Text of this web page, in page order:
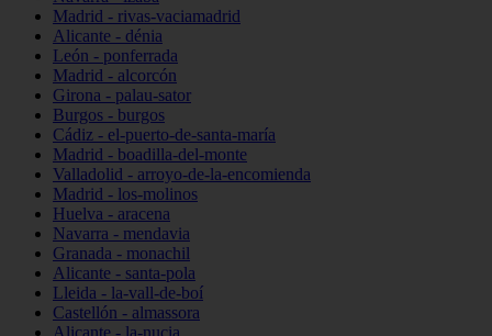
Madrid - rivas-vaciamadrid
Alicante - dénia
León - ponferrada
Madrid - alcorcón
Girona - palau-sator
Burgos - burgos
Cádiz - el-puerto-de-santa-maría
Madrid - boadilla-del-monte
Valladolid - arroyo-de-la-encomienda
Madrid - los-molinos
Huelva - aracena
Navarra - mendavia
Granada - monachil
Alicante - santa-pola
Lleida - la-vall-de-boí
Castellón - almassora
Alicante - la-nucia